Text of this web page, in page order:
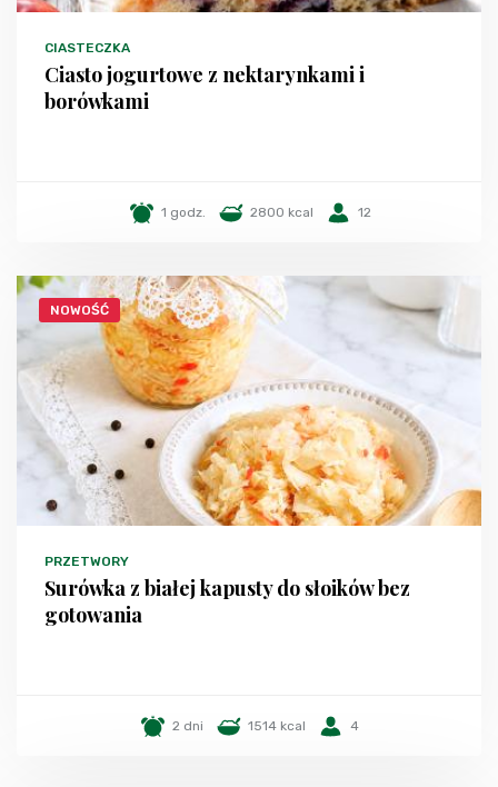
CIASTECZKA
Ciasto jogurtowe z nektarynkami i
borówkami
1 godz. 2800 kcal 12
NOWOŚĆ
PRZETWORY
Surówka z białej kapusty do słoików bez
gotowania
2 dni 1514 kcal 4